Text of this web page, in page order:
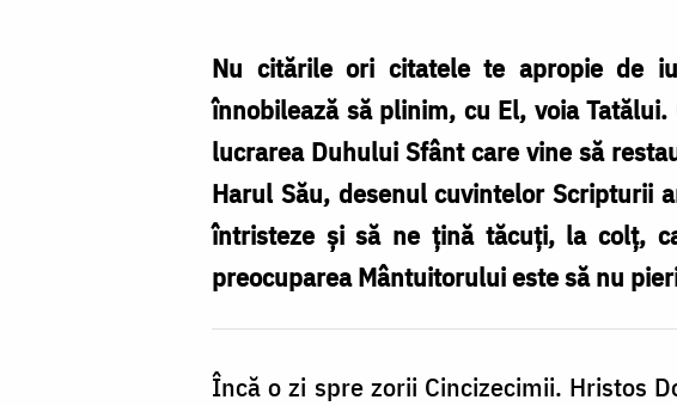
Nu citările ori citatele te apropie de
înnobilează să plinim, cu El, voia
lucrarea Duhului Sfânt care vine să
Harul Său, desenul cuvintelor Scripturii
întristeze și să ne țină tăcuți, la colț,
preocuparea Mântuitorului este să nu
Încă o zi spre zorii Cincizecimii. Hristos